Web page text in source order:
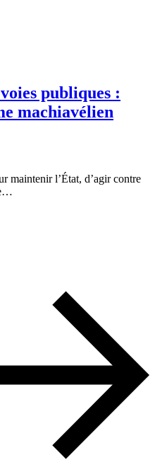
publiques :
machiavélien
maintenir l’État, d’agir contre